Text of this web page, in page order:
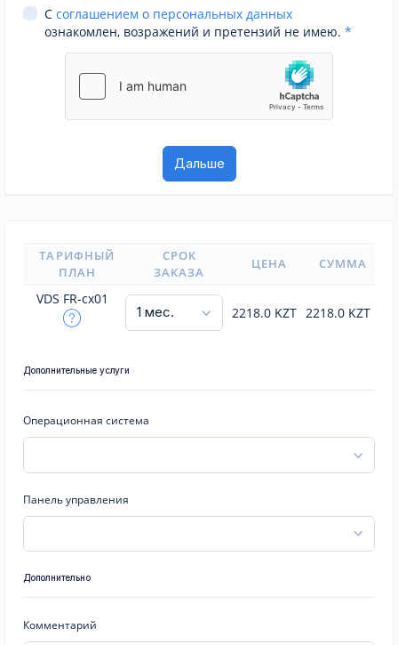
С соглашением о персональных данных
ознакомлен, возражений и претензий не имею. *
ТАРИФНЫЙ
ПЛАН
СРОК
ЗАКАЗА
ЦЕНА СУММА
VDS FR-cx01
2218.0 KZT 2218.0 KZT
Дополнительные услуги
Операционная система
Панель управления
Дополнительно
Комментарий